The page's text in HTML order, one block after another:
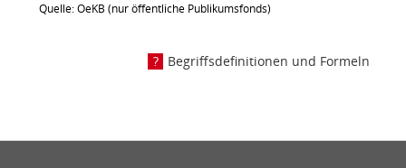
Quelle: OeKB (nur öffentliche Publikumsfonds)
Begriffsdefinitionen und Formeln